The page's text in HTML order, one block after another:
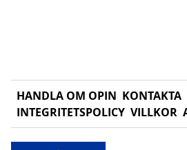
HANDLA OM OPIN KONTAKTA
INTEGRITETSPOLICY VILLKOR